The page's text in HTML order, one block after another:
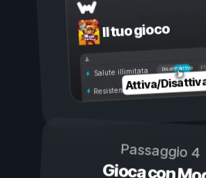
Il tuo gioco
Attivo
Disattivo
Salute illimitata
Resistenza illimitata
Attiva/
Passaggio 4